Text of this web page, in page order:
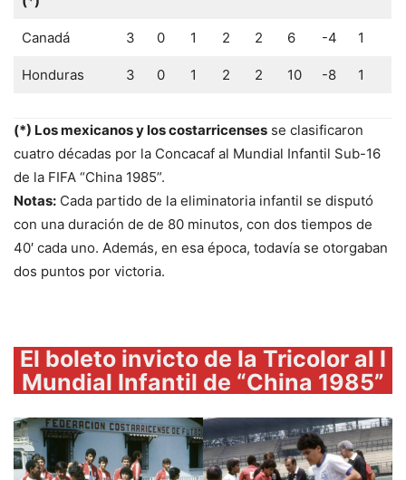
Canadá 3 0 1 2 2 6 -4 1
Honduras 3 0 1 2 2 10 -8 1
(*) Los mexicanos y los costarricenses se clasificaron
cuatro décadas por la Concacaf al Mundial Infantil Sub-16
de la FIFA “China 1985”.
Notas: Cada partido de la eliminatoria infantil se disputó
con una duración de de 80 minutos, con dos tiempos de
40′ cada uno. Además, en esa época, todavía se otorgaban
dos puntos por victoria.
El boleto invicto de la Tricolor al I
Mundial Infantil de “China 1985”